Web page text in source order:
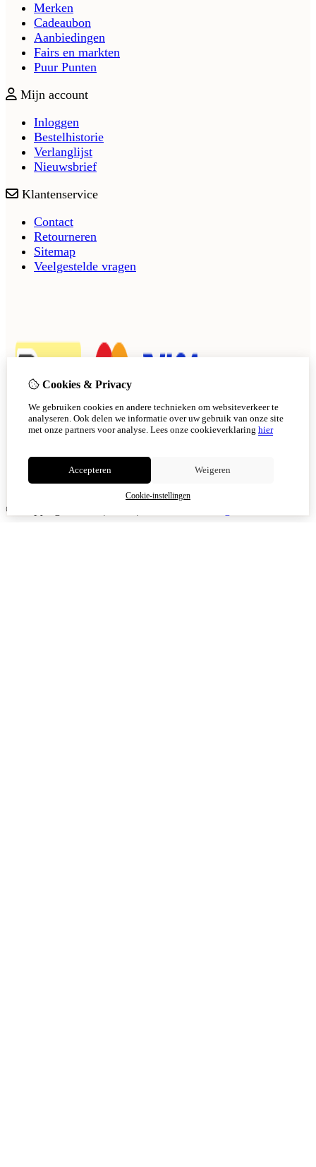
Merken
Cadeaubon
Aanbiedingen
Fairs en markten
Puur Punten
Mijn account
Inloggen
Bestelhistorie
Verlanglijst
Nieuwsbrief
Klantenservice
Contact
Retourneren
Sitemap
Veelgestelde vragen
© Copyright 2026
Cookies & Privacy
We gebruiken cookies en andere technieken om websiteverkeer te
analyseren. Ook delen we informatie over uw gebruik van onze site
met onze partners voor analyse. Lees onze cookieverklaring hier
Accepteren Weigeren
Cookie-instellingen